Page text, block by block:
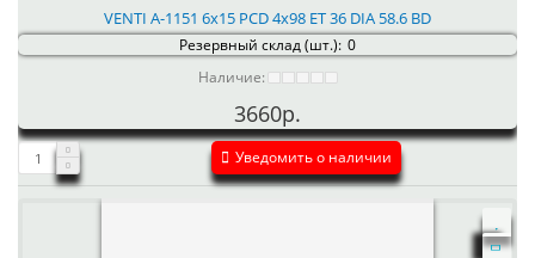
VENTI А-1151 6x15 PCD 4x98 ET 36 DIA 58.6 BD
Резервный склад (шт.): 0
Наличие:
3660р.
Уведомить о наличии